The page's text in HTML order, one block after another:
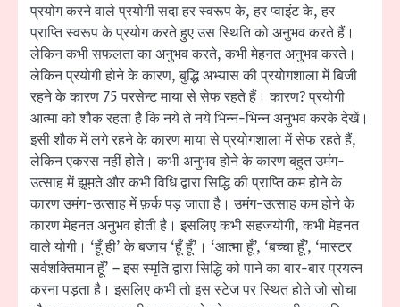
प्रयोग करने वाले प्रयोगी सदा हर स्वरूप के, हर प्वाइंट के, हर
प्राप्ति स्वरूप के प्रयोग करते हुए उस स्थिति को अनुभव करते हैं।
लेकिन कभी सफलता का अनुभव करते, कभी मेहनत अनुभव करते।
लेकिन प्रयोगी होने के कारण, बुद्धि अभ्यास की प्रयोगशाला में बिजी
रहने के कारण 75 परसेन्ट माया से सेफ रहते हैं। कारण? प्रयोगी
आत्मा को शौक रहता है कि नये ते नये भिन्न-भिन्न अनुभव करके देखें।
इसी शौक में लगे रहने के कारण माया से प्रयोगशाला में सेफ रहते हैं,
लेकिन एकरस नहीं होते। कभी अनुभव होने के कारण बहुत उमंग-
उत्साह में झूमते और कभी विधि द्वारा सिद्धि की प्राप्ति कम होने के
कारण उमंग-उत्साह में फ़र्क पड़ जाता है। उमंग-उत्साह कम होने के
कारण मेहनत अनुभव होती है। इसलिए कभी सहजयोगी, कभी मेहनत
वाले योगी। ‘हूँ ही’ के बजाय ‘हूँ हूँ’। ‘आत्मा हूँ’, ‘बच्चा हूँ’, ‘मास्टर
सर्वशक्तिमान हूँ’ – इस स्मृति द्वारा सिद्धि को पाने का बार-बार प्रयत्न
करना पड़ता है। इसलिए कभी तो इस स्टेज पर स्थित होते जो सोचा